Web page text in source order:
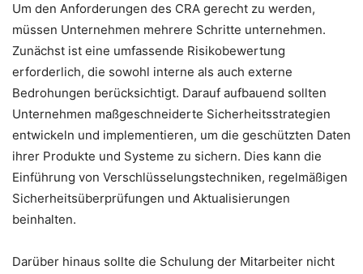
Um den Anforderungen des CRA gerecht zu werden,
müssen Unternehmen mehrere Schritte unternehmen.
Zunächst ist eine umfassende Risikobewertung
erforderlich, die sowohl interne als auch externe
Bedrohungen berücksichtigt. Darauf aufbauend sollten
Unternehmen maßgeschneiderte Sicherheitsstrategien
entwickeln und implementieren, um die geschützten Daten
ihrer Produkte und Systeme zu sichern. Dies kann die
Einführung von Verschlüsselungstechniken, regelmäßigen
Sicherheitsüberprüfungen und Aktualisierungen
beinhalten.
Darüber hinaus sollte die Schulung der Mitarbeiter nicht